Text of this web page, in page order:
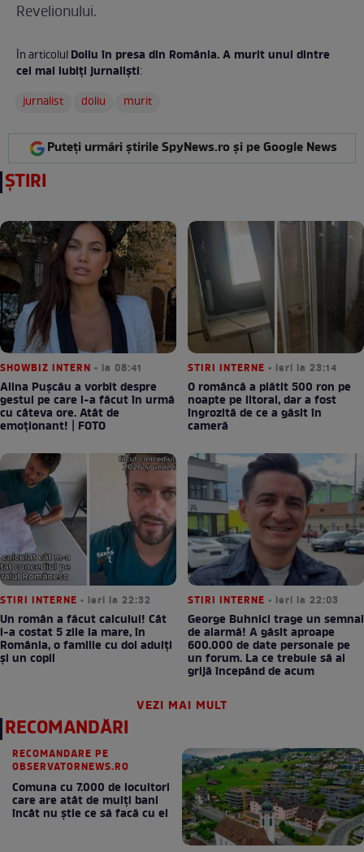
Revelionului.
În articolulDoliu în presa din România. A murit unul dintre
cei mai iubiţi jurnalişti:
jurnalist
doliu murit
Puteți urmări știrile SpyNews.ro și pe Google News
ȘTIRI
SHOWBIZ INTERN • la 08:41
Alina Pușcău a vorbit despre
gestul pe care l-a făcut în urmă
cu câteva ore. Atât de
emoționant! | FOTO
STIRI INTERNE • ieri la 23:14
O româncă a plătit 500 ron pe
noapte pe litoral, dar a fost
îngrozită de ce a găsit în
cameră
STIRI INTERNE • ieri la 22:32
Un român a făcut calculul! Cât
l-a costat 5 zile la mare, în
România, o familie cu doi adulți
și un copil
STIRI INTERNE • ieri la 22:03
George Buhnici trage un semnal
de alarmă! A găsit aproape
600.000 de date personale pe
un forum. La ce trebuie să ai
grijă începând de acum
VEZI MAI MULT
RECOMANDĂRI
RECOMANDARE PE
OBSERVATORNEWS.RO
Comuna cu 7.000 de locuitori
care are atât de mulți bani
încât nu știe ce să facă cu ei